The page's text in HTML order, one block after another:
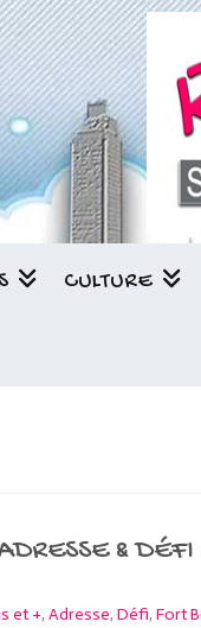
CULTURE
&
et +, Adresse, Défi, Fort